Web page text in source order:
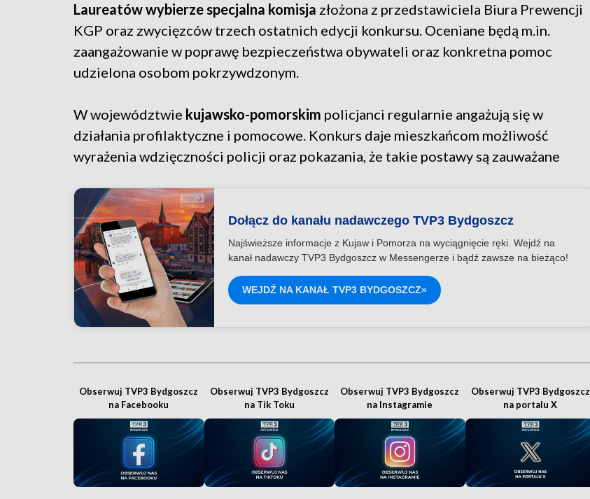
Laureatów wybierze specjalna komisja złożona z przedstawiciela Biura Prewencji
KGP oraz zwycięzców trzech ostatnich edycji konkursu. Oceniane będą m.in.
zaangażowanie w poprawę bezpieczeństwa obywateli oraz konkretna pomoc
udzielona osobom pokrzywdzonym.
W województwie kujawsko-pomorskim policjanci regularnie angażują się w
działania profilaktyczne i pomocowe. Konkurs daje mieszkańcom możliwość
wyrażenia wdzięczności policji oraz pokazania, że takie postawy są zauważane
Dołącz do kanału nadawczego TVP3 Bydgoszcz
Najświeższe informacje z Kujaw i Pomorza na wyciągnięcie ręki. Wejdź na
kanał nadawczy TVP3 Bydgoszcz w Messengerze i bądź zawsze na bieżąco!
WEJDŹ NA KANAŁ TVP3 BYDGOSZCZ»
Obserwuj TVP3 Bydgoszcz
na Facebooku
Obserwuj TVP3 Bydgoszcz
na Tik Toku
Obserwuj TVP3 Bydgoszcz
na Instagramie
Obserwuj TVP3 Bydgoszcz
na portalu X